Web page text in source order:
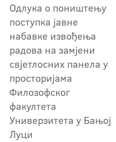
Одлука о поништењу
поступкa јавне
набавке извођења
радова на замјени
свјетлосних панела у
просторијама
Филозофског
факултета
Универзитета у Бањој
Луци